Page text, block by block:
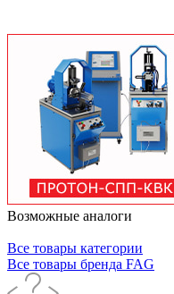
тяжелых условиях до
эксплуатации.
рекомендованные
материалы.
Возможные аналоги
Все товары категории
Все товары бренда FAG